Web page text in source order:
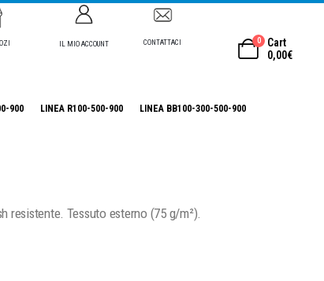
IL MIO ACCOUNT CONTATTACI 0
Cart
0,00€
900 LINEA R100-500-900 LINEA BB100-300-500-900
resistente. Tessuto esterno (75 g/m²).